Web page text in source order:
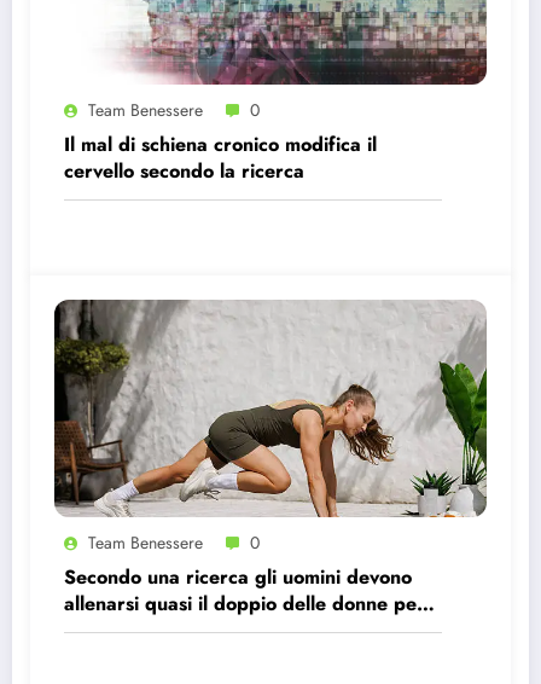
Team Benessere 0
Il mal di schiena cronico modifica il
cervello secondo la ricerca
Team Benessere 0
Secondo una ricerca gli uomini devono
allenarsi quasi il doppio delle donne per
avere gli stessi effetti benefici sul cuore